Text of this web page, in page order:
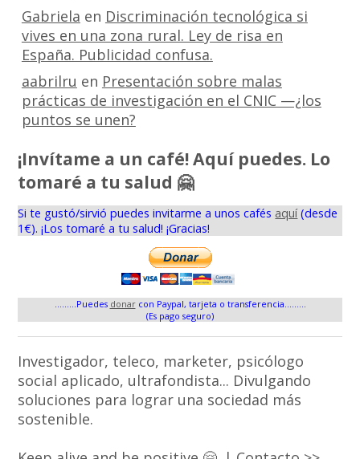
Gabriela en Discriminación tecnológica si
vives en una zona rural. Ley de risa en
España. Publicidad confusa.
aabrilru en Presentación sobre malas
prácticas de investigación en el CNIC —¿los
puntos se unen?
¡Invítame a un café! Aquí puedes. Lo
tomaré a tu salud 🤗
Si te gustó/sirvió puedes invitarme a unos cafés aquí(desde
1€). ¡Los tomaré a tu salud! ¡Gracias!
.........Puedes donarcon Paypal, tarjeta o transferencia.........
(Es pago seguro)
Investigador, teleco, marketer, psicólogo
social aplicado, ultrafondista... Divulgando
soluciones para lograr una sociedad más
sostenible.